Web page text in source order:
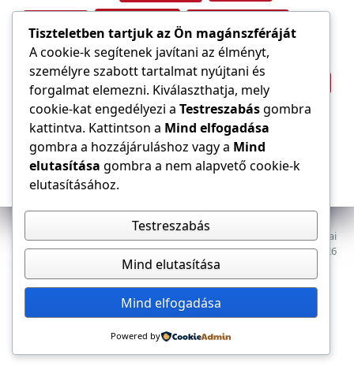
Villámvédelem
Világítástechnika Áramfogyasztás
Áramszolgáltató Építőipar átviteli hálózat
Az E-VILLAMOS szaklap a Magyar Mérnöki Kamara Elektrotechnikai
Tagozatának lapja. Minden jog fenntartva, © 2009–2026
Dokumentumok Tagozat
Kapcsolat, impresszum
Tiszteletben tartjuk az Ön magánszféráját
A cookie-k segítenek javítani az élményt,
személyre szabott tartalmat nyújtani és
forgalmat elemezni. Kiválaszthatja, mely
cookie-kat engedélyezi a Testreszabásgombra
kattintva. Kattintson a Mind elfogadása
gombra a hozzájáruláshoz vagy a Mind
elutasítása gombra a nem alapvető cookie-k
elutasításához.
Testreszabás
Mind elutasítása
Mind elfogadása
Powered by